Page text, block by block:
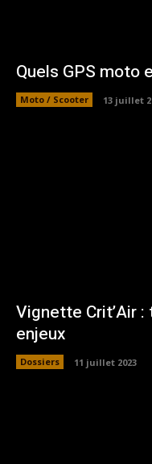
Quels GPS moto
Moto / Scooter 13 juillet
Vignette Crit’Air
enjeux
Dossiers 11 juillet 2023